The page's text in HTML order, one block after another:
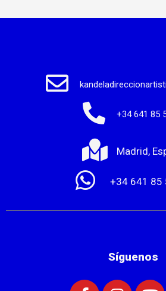
+34 641 85
Madrid,
+34 641 85
Síguenos